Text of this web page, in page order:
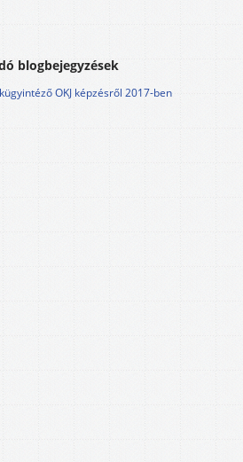
blogbejegyzések
OKJ képzésről 2017-ben